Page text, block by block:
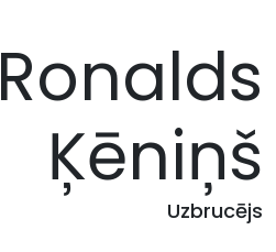
Ronalds
Ķēniņš
Uzbrucējs